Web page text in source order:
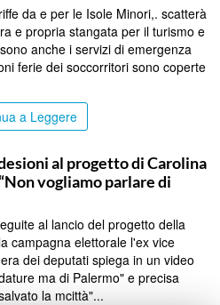
da e per le Isole Minori,. scatterà
e propria stangata per il turismo e
anche i servizi di emergenza
ferie dei soccorritori sono coperte
a Leggere
al progetto di Carolina
vogliamo parlare di
al lancio del progetto della
campagna elettorale l'ex vice
dei deputati spiega in un video
ma di Palermo" e precisa
la mcittà"...